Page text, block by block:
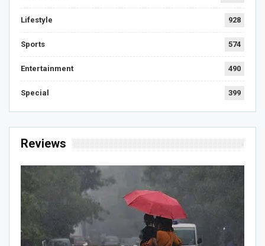
Lifestyle 928
Sports 574
Entertainment 490
Special 399
Reviews